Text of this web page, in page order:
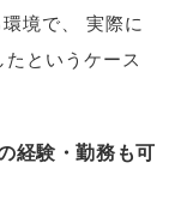
境で
実際に
たというケース
経験・勤務も可